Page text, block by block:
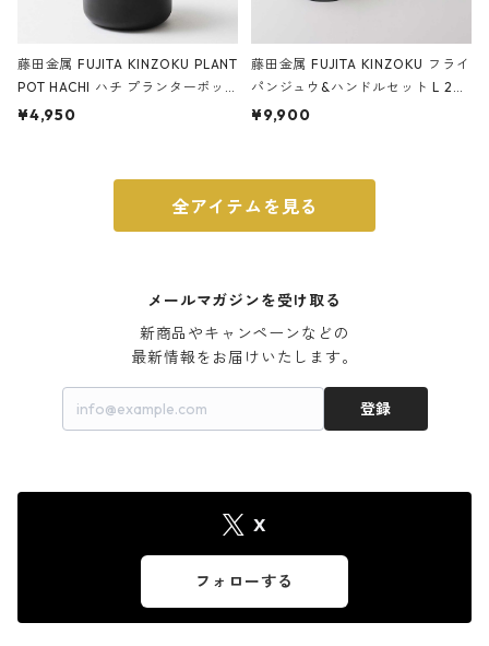
藤田金属 FUJITA KINZOKU PLANT
POT HACHI ハチ プランターポッ
ト 3号 ブラック
¥4,950
藤田金属 FUJITA KINZOKU フライ
パンジュウ&ハンドルセット L 24c
m ガス火・IH対応 鉄フライパン
¥9,900
全アイテムを見る
メールマガジンを受け取る
新商品やキャンペーンなどの
最新情報をお届けいたします。
登録
X
フォローする